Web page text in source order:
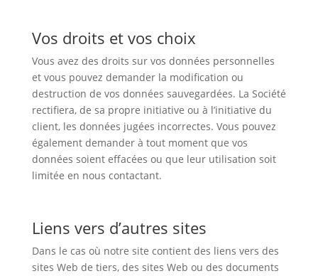
Vos droits et vos choix
Vous avez des droits sur vos données personnelles
et vous pouvez demander la modification ou
destruction de vos données sauvegardées. La Société
rectifiera, de sa propre initiative ou à l’initiative du
client, les données jugées incorrectes. Vous pouvez
également demander à tout moment que vos
données soient effacées ou que leur utilisation soit
limitée en nous contactant.
Liens vers d’autres sites
Dans le cas où notre site contient des liens vers des
sites Web de tiers, des sites Web ou des documents